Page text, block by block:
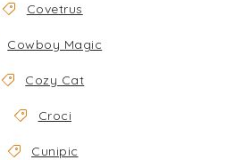
Covetrus
Cowboy Magic
Cozy Cat
Croci
Cunipic